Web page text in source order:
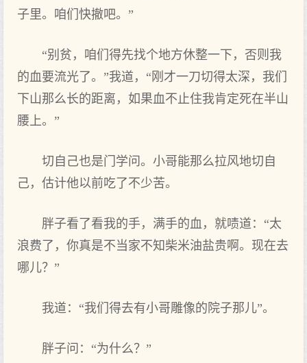
子里。咱们快撤吧。”
“别贫，咱们得先找个地方休整一下，否则我
的血要流光了。”我道，“刚才一刀切得太深，我们
下山那么长的距离，如果血不止住我肯定死在半山
腰上。”
切自己也是门学问。小哥能那么拉风地切自
己，估计他以前吃了不少苦。
胖子看了看我的手，满手的血，就啧道：“太
浪费了，你真是不当家不知柴米油盐贵啊。现在去
哪儿？”
我道：“我们得去有小哥雕像的院子那儿”。
胖子问：“为什么？”